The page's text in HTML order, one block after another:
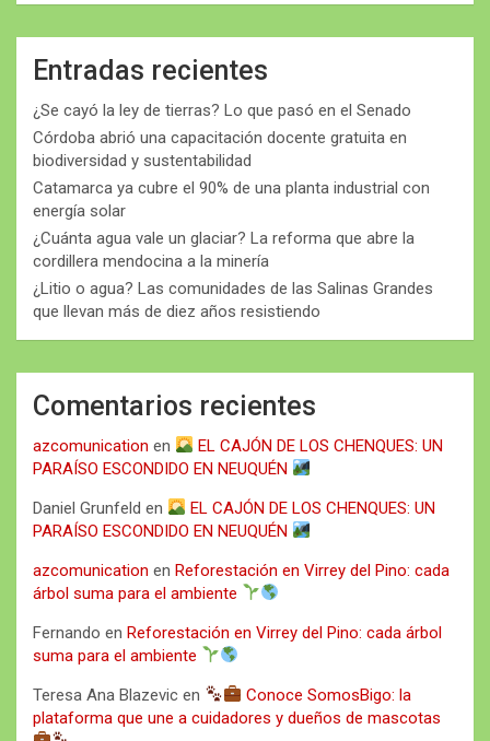
Entradas recientes
¿Se cayó la ley de tierras? Lo que pasó en el Senado
Córdoba abrió una capacitación docente gratuita en
biodiversidad y sustentabilidad
Catamarca ya cubre el 90% de una planta industrial con
energía solar
¿Cuánta agua vale un glaciar? La reforma que abre la
cordillera mendocina a la minería
¿Litio o agua? Las comunidades de las Salinas Grandes
que llevan más de diez años resistiendo
Comentarios recientes
azcomunication en
EL CAJÓN DE LOS CHENQUES: UN
PARAÍSO ESCONDIDO EN NEUQUÉN
Daniel Grunfeld en
EL CAJÓN DE LOS CHENQUES: UN
PARAÍSO ESCONDIDO EN NEUQUÉN
azcomunication en Reforestación en Virrey del Pino: cada
árbol suma para el ambiente
Fernando en Reforestación en Virrey del Pino: cada árbol
suma para el ambiente
Teresa Ana Blazevic en
Conoce SomosBigo: la
plataforma que une a cuidadores y dueños de mascotas